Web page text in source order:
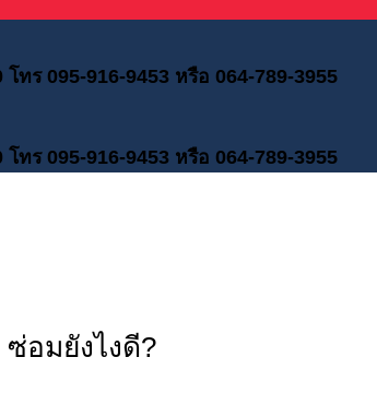
ทร 095-916-9453 หรือ 064-789-3955
ทร 095-916-9453 หรือ 064-789-3955
อมยังไงดี?